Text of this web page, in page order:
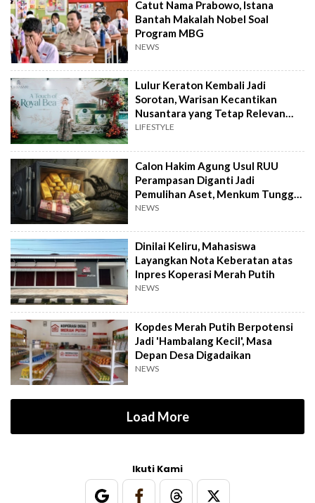
Catut Nama Prabowo, Istana
Bantah Makalah Nobel Soal
Program MBG
NEWS
Lulur Keraton Kembali Jadi
Sorotan, Warisan Kecantikan
Nusantara yang Tetap Relevan
hingga Kini
LIFESTYLE
Calon Hakim Agung Usul RUU
Perampasan Diganti Jadi
Pemulihan Aset, Menkum Tunggu
Langkah DPR
NEWS
Dinilai Keliru, Mahasiswa
Layangkan Nota Keberatan atas
Inpres Koperasi Merah Putih
NEWS
Kopdes Merah Putih Berpotensi
Jadi 'Hambalang Kecil', Masa
Depan Desa Digadaikan
NEWS
Load More
Ikuti Kami